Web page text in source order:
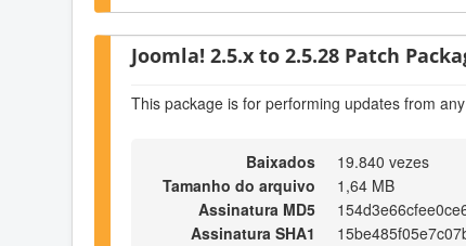
Joomla! 2.5.x to 2.5.28 Patch
This package is for performing updates from
Baixados
19.840 vezes
Tamanho do arquivo
1,64 MB
Assinatura MD5
Assinatura SHA1